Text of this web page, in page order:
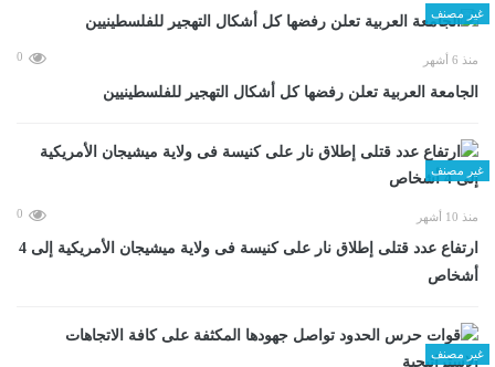
غير مصنف
منذ 6 أشهر 0
الجامعة العربية تعلن رفضها كل أشكال التهجير للفلسطينيين
غير مصنف
منذ 10 أشهر 0
ارتفاع عدد قتلى إطلاق نار على كنيسة فى ولاية ميشيجان الأمريكية إلى 4
أشخاص
غير مصنف